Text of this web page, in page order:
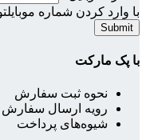
با وارد کردن شماره
Submit
با پک مارکت
نحوه ثبت سفارش
رویه ارسال سفارش
شیوه‌های پرداخت